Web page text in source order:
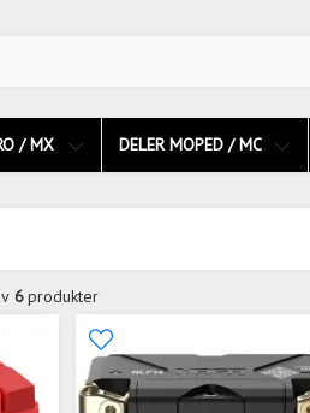
/ MX DELER MOPED / MC
6produkter